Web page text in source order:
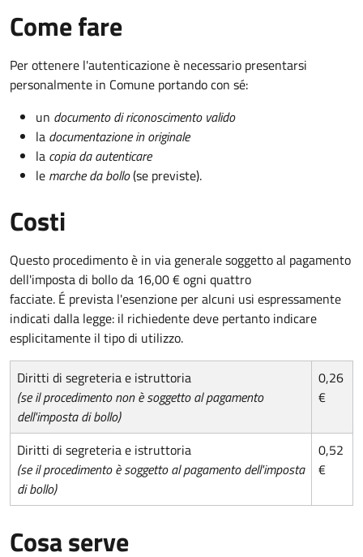
Come fare
Per ottenere l'autenticazione è necessario presentarsi
personalmente in Comune portando con sé:
un documento di riconoscimento valido
la documentazione in originale
la copia da autenticare
le marche da bollo(se previste).
Costi
Questo procedimento è in via generale soggetto al pagamento
dell'imposta di bollo da 16,00 € ogni quattro
facciate. É prevista l'esenzione per alcuni usi espressamente
indicati dalla legge: il richiedente deve pertanto indicare
esplicitamente il tipo di utilizzo.
Diritti di segreteria e istruttoria
(se il procedimento non è soggetto al pagamento
dell'imposta di bollo)
0,26
€
Diritti di segreteria e istruttoria
(se il procedimento è soggetto al pagamento dell'imposta
di bollo)
0,52
€
Cosa serve